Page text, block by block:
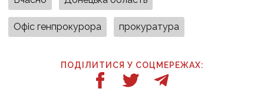
Офіс генпрокурора прокуратура
ПОДІЛИТИСЯ У СОЦМЕРЕЖАХ: